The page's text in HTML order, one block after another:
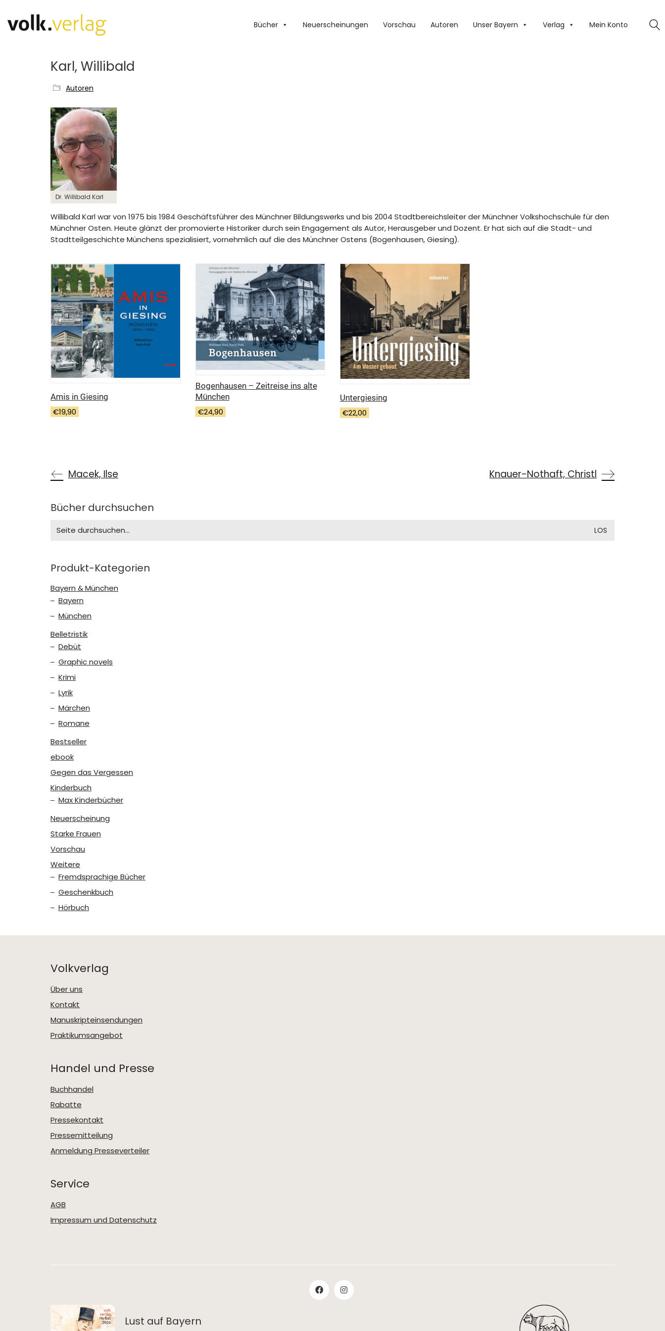
Bücher Neuerscheinungen Vorschau Autoren Unser Bayern Verlag Mein Konto
Karl, Willibald
Autoren
Dr. Willibald Karl
Willibald Karl war von 1975 bis 1984 Geschäftsführer des Münchner Bildungswerks und bis 2004 Stadtbereichsleiter der Münchner Volkshochschule für den
Münchner Osten. Heute glänzt der promovierte Historiker durch sein Engagement als Autor, Herausgeber und Dozent. Er hat sich auf die Stadt- und
Stadtteilgeschichte Münchens spezialisiert, vornehmlich auf die des Münchner Ostens (Bogenhausen, Giesing).
Amis in Giesing
€19,90
Bogenhausen – Zeitreise ins alte
München
€24,90
Untergiesing
€22,00
Macek, Ilse Knauer-Nothaft, Christl
Bücher durchsuchen
for:
Produkt-Kategorien
Bayern & München
Bayern
München
Belletristik
Debüt
Graphic novels
Krimi
Lyrik
Märchen
Romane
Bestseller
ebook
Gegen das Vergessen
Kinderbuch
Max Kinderbücher
Neuerscheinung
Starke Frauen
Vorschau
Weitere
Fremdsprachige Bücher
Geschenkbuch
Hörbuch
Volkverlag
Über uns
Kontakt
Manuskripteinsendungen
Praktikumsangebot
Handel und Presse
Buchhandel
Rabatte
Pressekontakt
Pressemitteilung
Anmeldung Presseverteiler
Service
AGB
Impressum und Datenschutz
Lust auf Bayern